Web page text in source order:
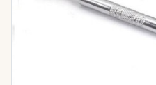
L'éponge à
base